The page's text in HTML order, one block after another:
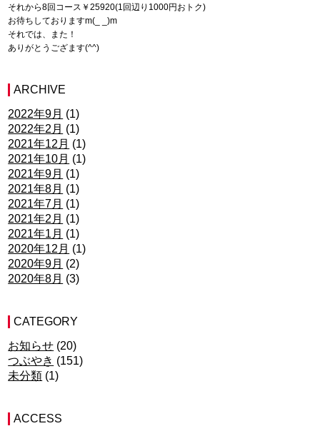
それから8回コース￥25920(1回辺り1000円おトク)
お待ちしておりますm(_ _)m
それでは、また！
ありがとうござます(^^)
ARCHIVE
2022年9月 (1)
2022年2月 (1)
2021年12月 (1)
2021年10月 (1)
2021年9月 (1)
2021年8月 (1)
2021年7月 (1)
2021年2月 (1)
2021年1月 (1)
2020年12月 (1)
2020年9月 (2)
2020年8月 (3)
CATEGORY
お知らせ (20)
つぶやき (151)
未分類 (1)
ACCESS